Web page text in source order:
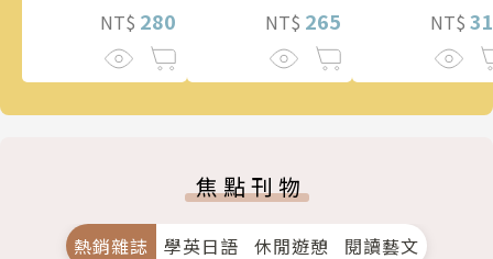
NT$ 280 NT$ 265 NT$
焦點刊物
熱銷雜誌 學英日語 休閒遊憩 閱讀藝文